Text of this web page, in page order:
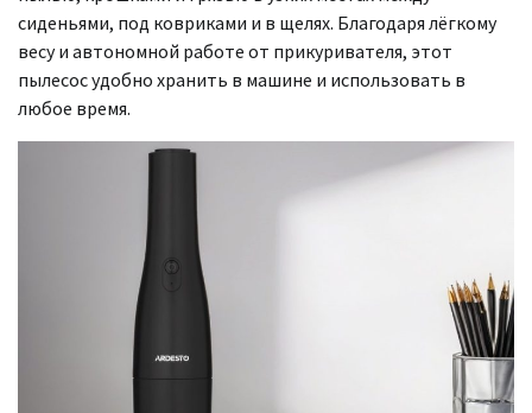
сиденьями, под ковриками и в щелях. Благодаря лёгкому
весу и автономной работе от прикуривателя, этот
пылесос удобно хранить в машине и использовать в
любое время.